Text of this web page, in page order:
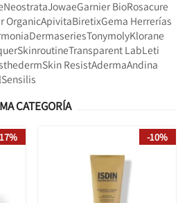
NeostrataJowaeGarnier BioRosacure
OrganicApivitaBiretixGema Herrerías
DermaseriesTonymolyKlorane
SkinroutineTransparent LabLeti
Skin ResistAdermaAndina
Sensilis
CATEGORÍA
-10%